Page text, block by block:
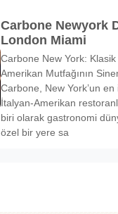
Carbone Newyork
London Miami
Carbone New York:
Amerikan Mutfağının
Carbone, New York’un en
İtalyan-Amerikan
biri olarak gastronomi
özel bir yere sa